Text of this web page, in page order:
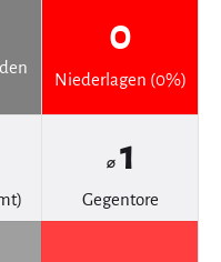
0
Niederlagen (0%)
⌀ 1
Gegentore